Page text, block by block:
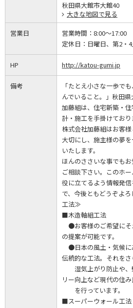
秋田県大館市大館40
大きな地図で見る
営業日 営業時間： 8:00～17:00
定休日： 日曜日、第2・
HP http://katou-gumi.jp
備考
「たとえ小さな一歩で
んでいること。」秋田
加藤組は、住宅新築・
計・施工を手掛けており
株式会社加藤組はお客
大切にし、施主様の夢
いたします。
ほんのささいな事でも
ご相談下さい。このホ
役に立てるよう情報発
で、今後ともどうぞよ
工法≫
■木造軸組工法
●お客様のご希望にそ
の提案が可能です。
●日本の風土・気候に
伝統的な工法。それを
湿気上がり防止や、
リー向上など現代の住
を行っています。
■スーパーウォール工法